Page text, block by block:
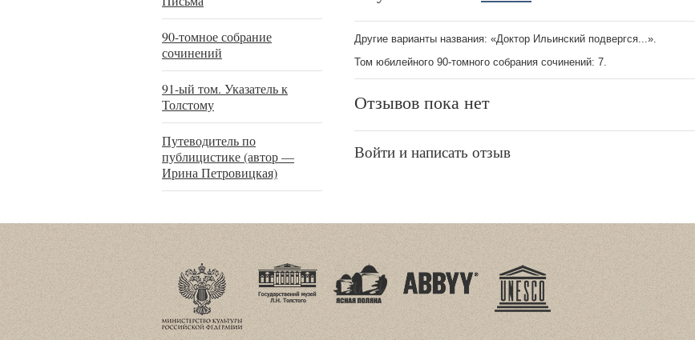
90-томное собрание
сочинений
91-ый том. Указатель к
Толстому
Путеводитель по
публицистике (автор —
Ирина Петровицкая)
Другие варианты названия: «Доктор Ильинский подвергся...».
Том юбилейного 90-томного собрания сочинений: 7.
Отзывов пока нет
Войти и написать отзыв